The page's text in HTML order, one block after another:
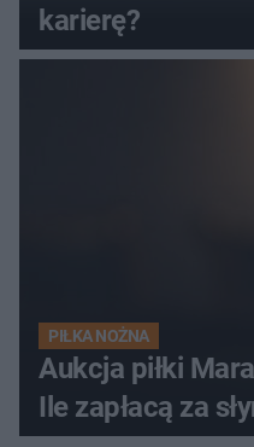
karierę?
PIŁKA NOŻNA
Aukcja piłki
Ile zapłacą za